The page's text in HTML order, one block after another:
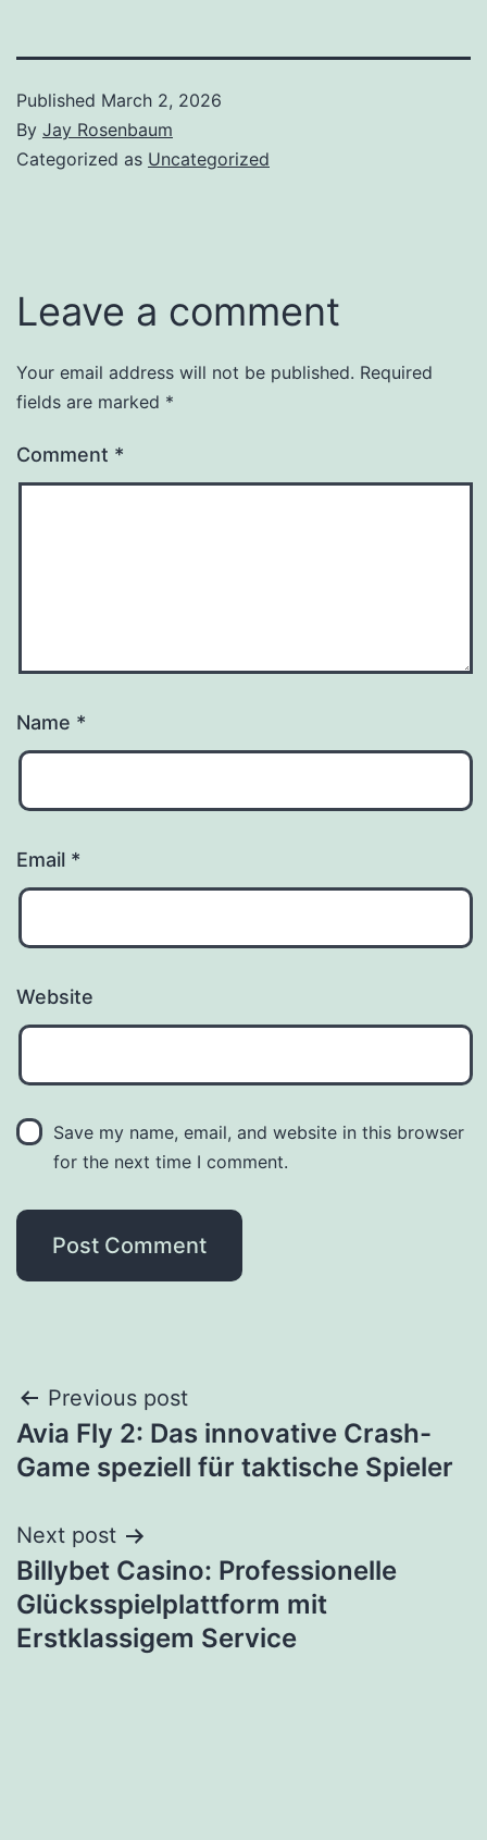
Published March 2, 2026
By Jay Rosenbaum
Categorized as Uncategorized
Leave a comment
Your email address will not be published. Required
fields are marked *
Comment *
Name *
Email *
Website
Save my name, email, and website in this browser
for the next time I comment.
Previous post
Avia Fly 2: Das innovative Crash-
Game speziell für taktische Spieler
Next post
Billybet Casino: Professionelle
Glücksspielplattform mit
Erstklassigem Service